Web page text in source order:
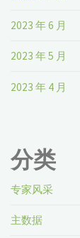
2023 年 6 月
2023 年 5 月
2023 年 4 月
分类
专家风采
主数据